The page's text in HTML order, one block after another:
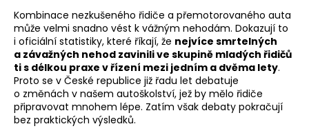
Kombinace nezkušeného řidiče a přemotorovaného auta
může velmi snadno vést k vážným nehodám. Dokazují to
i oficiální statistiky, které říkají, že nejvíce smrtelných
a závažných nehod zavinili ve skupině mladých řidičů
ti s délkou praxe v řízení mezi jedním a dvěma lety.
Proto se v České republice již řadu let debatuje
o změnách v našem autoškolství, jež by mělo řidiče
připravovat mnohem lépe. Zatím však debaty pokračují
bez praktických výsledků.